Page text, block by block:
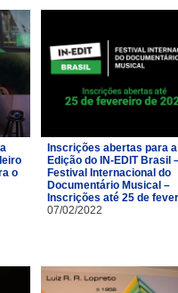
o
Inscrições abertas para a
Edição do IN-EDIT Brasil
Festival Internacional do
Documentário Musical –
Inscrições até 25 de
07/02/2022